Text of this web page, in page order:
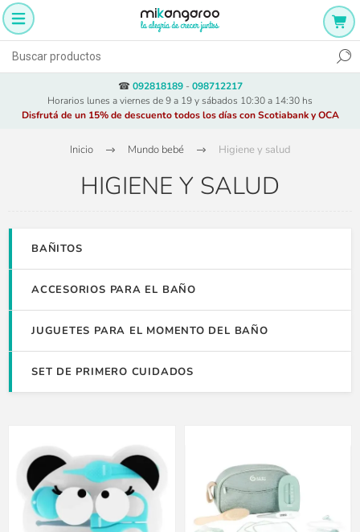
☎ 092818189- 098712217
Horarios lunes a viernes de 9 a 19 y sábados 10:30 a 14:30 hs
Disfrutá de un 15% de descuento todos los días con Scotiabank y OCA
Inicio Mundo bebé Higiene y salud
HIGIENE Y SALUD
BAÑITOS
ACCESORIOS PARA EL BAÑO
JUGUETES PARA EL MOMENTO DEL BAÑO
SET DE PRIMERO CUIDADOS